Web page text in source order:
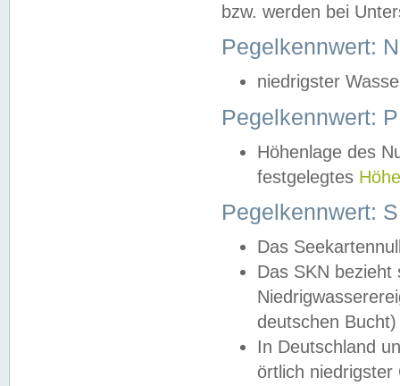
bzw. werden bei
Pegelkennwert:
niedrigster
Pegelkennwert:
Höhenlage des
festgelegtes
Pegelkennwert:
Das
Das SKN
deutschen
In Deutschland
örtlich